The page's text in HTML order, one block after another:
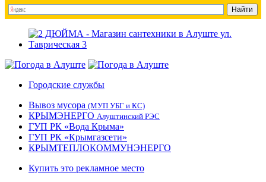
Городские службы
Вывоз мусора (МУП УБГ и КС)
КРЫМЭНЕРГО Алуштинский РЭС
ГУП РК «Вода Крыма»
ГУП РК «Крымгазсети»
КРЫМТЕПЛОКОММУНЭНЕРГО
Купить это рекламное место